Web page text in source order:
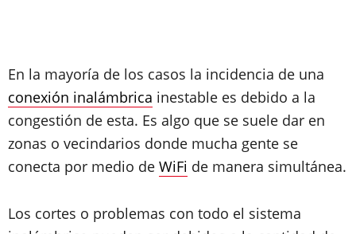
En la mayoría de los casos la incidencia de una
conexión inalámbrica inestable es debido a la
congestión de esta. Es algo que se suele dar en
zonas o vecindarios donde mucha gente se
conecta por medio de WiFi de manera simultánea.
Los cortes o problemas con todo el sistema